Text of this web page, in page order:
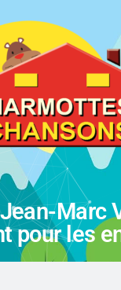
Marc
pour les